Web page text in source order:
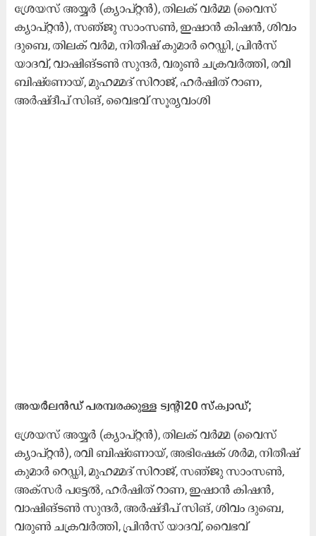
ശ്രേയസ് അയ്യർ (ക്യാപ്റ്റൻ), തിലക് വർമ്മ (വൈസ്
ക്യാപ്റ്റൻ), സഞ്ജു സാംസൺ, ഇഷാൻ കിഷൻ, ശിവം
ദുബെ, തിലക് വർമ, നിതീഷ് കുമാർ റെഡ്ഡി, പ്രിൻസ്
യാദവ്, വാഷിങ്ടൺ സുന്ദർ, വരുൺ ചക്രവർത്തി, രവി
ബിഷ്‌ണോയ്, മുഹമ്മദ് സിറാജ്, ഹർഷിത് റാണ,
അർഷ്ദീപ് സിങ്, വൈഭവ് സൂര്യവംശി
അയർലൻഡ് പരമ്പരക്കുള്ള ട്വന്‍റി20 സ്ക്വാഡ്;
ശ്രേയസ് അയ്യർ (ക്യാപ്റ്റൻ), തിലക് വർമ്മ (വൈസ്
ക്യാപ്റ്റൻ), രവി ബിഷ്ണോയ്, അഭിഷേക് ശർമ, നിതീഷ്
കുമാർ റെഡ്ഡി, മുഹമ്മദ് സിറാജ്, സഞ്ജു സാംസൺ,
അക്സർ പട്ടേൽ, ഹർഷിത് റാണ, ഇഷാൻ കിഷൻ,
വാഷിങ്ടൺ സുന്ദർ, അർഷ്ദീപ് സിങ്, ശിവം ദുബെ,
വരുൺ ചക്രവർത്തി, പ്രിൻസ് യാദവ്, വൈഭവ്